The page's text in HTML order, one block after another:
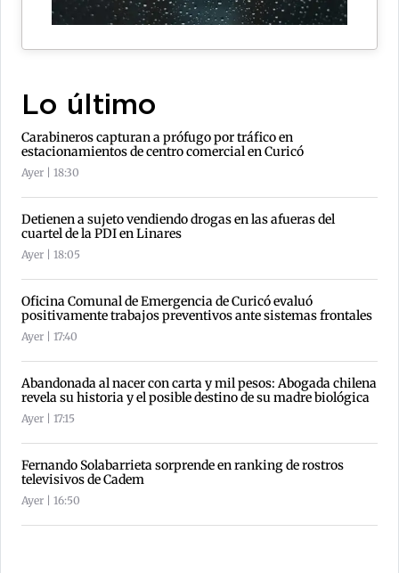
Lo último
Carabineros capturan a prófugo por tráfico en
estacionamientos de centro comercial en Curicó
Ayer | 18:30
Detienen a sujeto vendiendo drogas en las afueras del
cuartel de la PDI en Linares
Ayer | 18:05
Oficina Comunal de Emergencia de Curicó evaluó
positivamente trabajos preventivos ante sistemas frontales
Ayer | 17:40
Abandonada al nacer con carta y mil pesos: Abogada chilena
revela su historia y el posible destino de su madre biológica
Ayer | 17:15
Fernando Solabarrieta sorprende en ranking de rostros
televisivos de Cadem
Ayer | 16:50